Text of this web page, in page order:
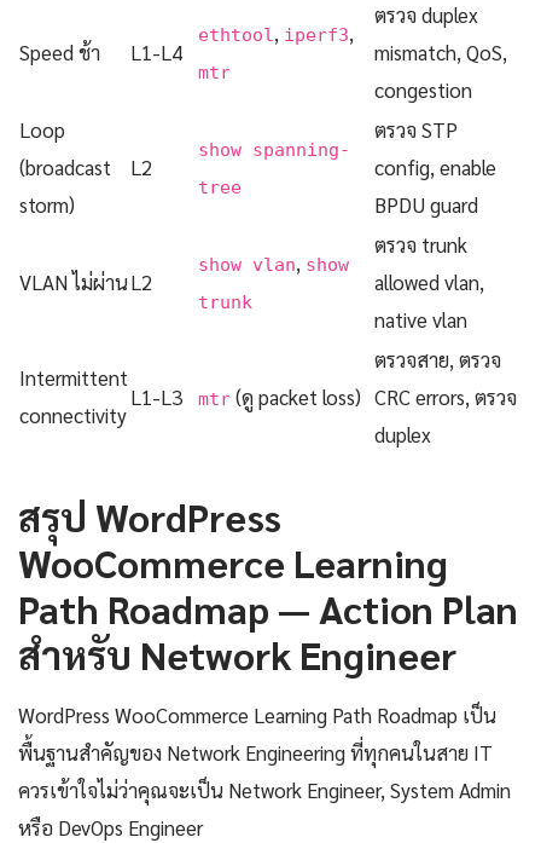
Speed ช้า L1-L4
ethtool , iperf3,
mtr
ตรวจ duplex
mismatch, QoS,
congestion
Loop
(broadcast
storm)
L2
show spanning-
tree
ตรวจ STP
config, enable
BPDU guard
VLAN ไม่ผ่านL2
show vlan, show
trunk
ตรวจ trunk
allowed vlan,
native vlan
Intermittent
connectivity
L1-L3 mtr (ดู packet loss)
ตรวจสาย, ตรวจ
CRC errors, ตรวจ
duplex
สรุป WordPress
WooCommerce Learning
Path Roadmap — Action Plan
สำหรับ Network Engineer
WordPress WooCommerce Learning Path Roadmap เป็น
พื้นฐานสำคัญของ Network Engineering ที่ทุกคนในสาย IT
ควรเข้าใจไม่ว่าคุณจะเป็น Network Engineer, System Admin
หรือ DevOps Engineer